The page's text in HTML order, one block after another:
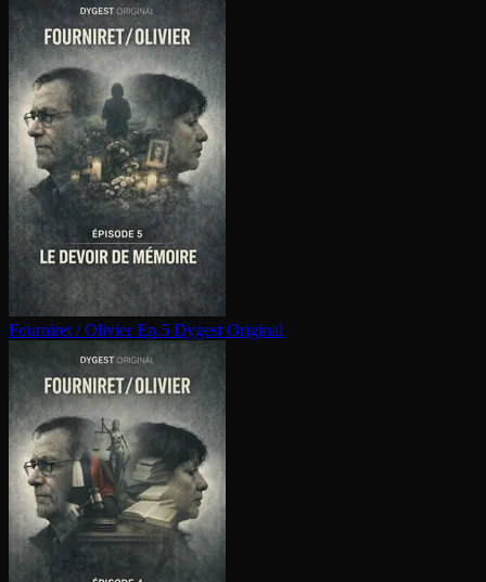
Fourniret / Olivier Ep.5 Dygest Original